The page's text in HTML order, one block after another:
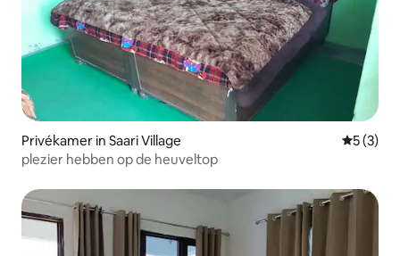
Privékamer in Saari Village
5 (3)
plezier hebben op de heuveltop